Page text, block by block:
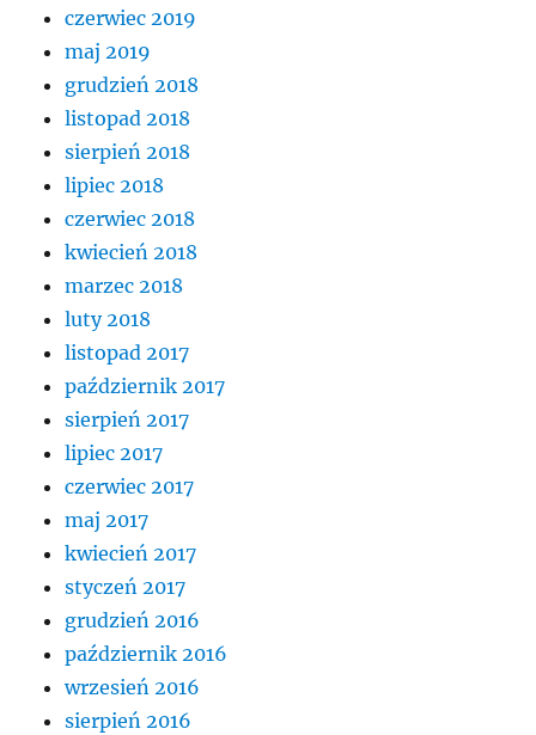
czerwiec 2019
maj 2019
grudzień 2018
listopad 2018
sierpień 2018
lipiec 2018
czerwiec 2018
kwiecień 2018
marzec 2018
luty 2018
listopad 2017
październik 2017
sierpień 2017
lipiec 2017
czerwiec 2017
maj 2017
kwiecień 2017
styczeń 2017
grudzień 2016
październik 2016
wrzesień 2016
sierpień 2016